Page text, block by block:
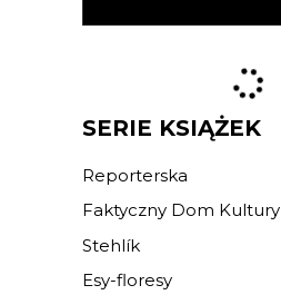
SERIE KSIĄŻEK
Reporterska
Faktyczny Dom Kultury
Stehlík
Esy-floresy